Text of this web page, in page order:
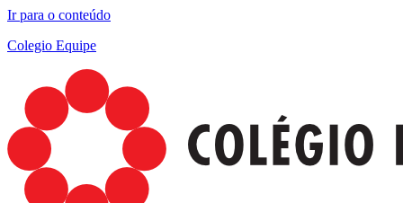
Ir para o conteúdo
Colegio Equipe